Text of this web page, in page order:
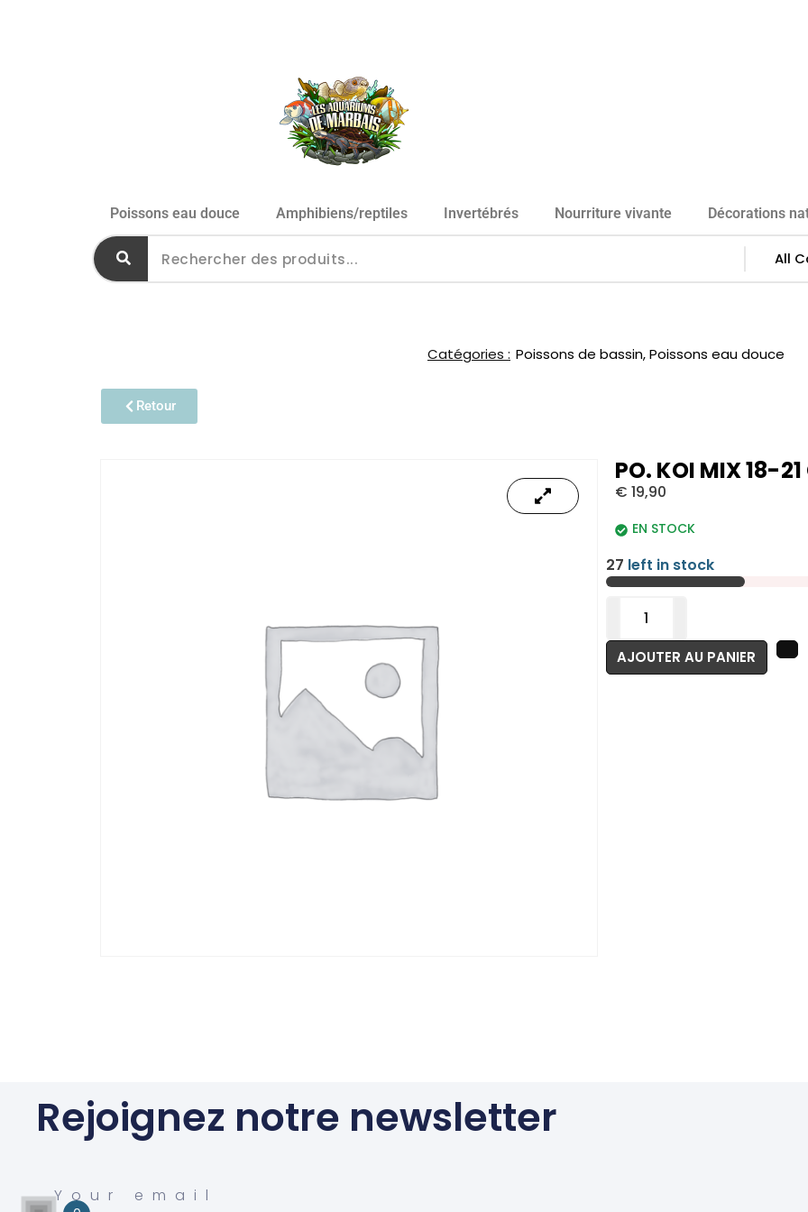
Poissons eau douce Amphibiens/reptiles Invertébrés Nourriture vivante Décorations
Catégories : Poissons de bassin,Poissons eau douce
Retour
PO. KOI MIX 18-
€ 19,90
EN STOCK
27 left in stock
AJOUTER AU PANIER
Rejoignez notre newsletter